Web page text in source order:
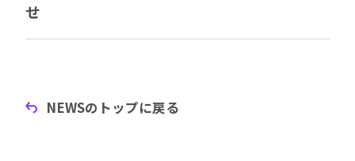
せ
NEWSのトップに戻る